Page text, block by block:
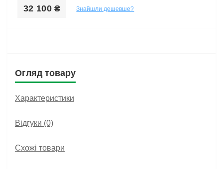
32 100 ₴ Знайшли дешевше?
Огляд товару
Характеристики
Відгуки (0)
Схожі товари